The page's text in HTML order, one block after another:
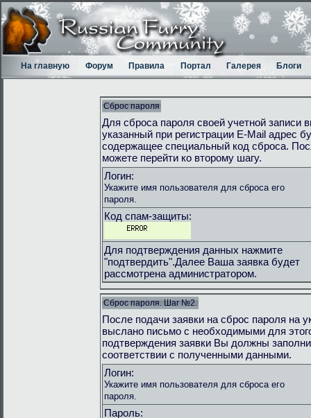
На главную Форум Правила Портал Галерея Блоги
Сброс пароля
Для сброса пароля своей учетной записи
указанный при регистрации E-Mail адрес
содержащее специальный код сброса.
можете перейти ко второму шагу.
Логин:
Укажите имя пользователя для сброса его
пароля.
Код спам-защиты:
Для подтверждения данных нажмите
"подтвердить".Далее Ваша заявка будет
рассмотрена администратором.
Сброс пароля. Шаг №2.
После подачи заявки на сброс пароля на
выслано письмо с необходимыми для
подтверждения заявки Вы должны
соответствии с полученными данными.
Логин:
Укажите имя пользователя для сброса его
пароля.
Пароль: